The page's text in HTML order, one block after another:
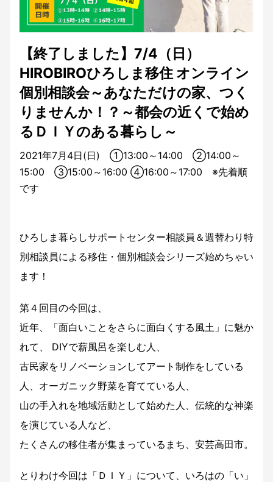
【終了しました】7/4（日）
HIROBIROひろしま移住 オンライン
個別相談会～あなただけの家、つく
りませんか！？～都会の近くで始め
るＤＩＹのある暮らし～
2021年7月4日(日) ①13:00～14:00 ②14:00～
15:00 ③15:00～16:00 ④16:00～17:00 ※先着順
です
ひろしま暮らしサポートセンター相談員＆週替わり特
別相談員による移住・個別相談会シリーズ始めちゃい
ます！
第４回目の今回は、
近年、「面白いことをさらに面白くする風土」に魅か
れて、 DIYで薪風呂を楽しむ人、
古民家をリノベーションしてアート制作をしている
人、オーガニック野菜を育てている人、
山の手入れを地域活動として始めた人、伝統的な神楽
を演じている人など、
たくさんの移住者が集まっているまち、安芸高田市。
とりわけ今回は「ＤＩＹ」について、いろはの「い」